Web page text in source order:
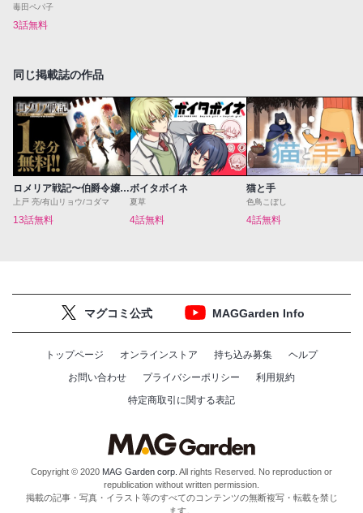
毒田ペパ子
3話無料
同じ掲載誌の作品
ロメリア戦記〜伯爵令嬢、魔王を倒した後も人類やばそうだから軍隊組織する〜
上戸 亮/有山リョウ/コダマ
13話無料
ボイタボイネ
夏草
4話無料
猫と手
色鳥こぼし
4話無料
マグコミ公式 MAGGarden Info
トップページ オンラインストア 持ち込み募集
ヘルプ
お問い合わせ
プライバシーポリシー
利用規約
特定商取引に関する表記
Copyright © 2020 MAG Garden corp. All rights Reserved. No reproduction or
republication without written permission.
掲載の記事・写真・イラスト等のすべてのコンテンツの無断複写・転載を禁じ
ます。